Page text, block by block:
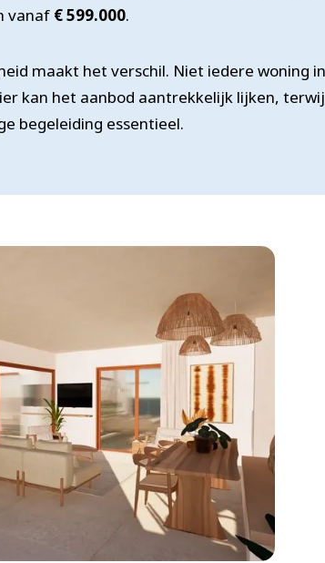
vanaf € 599.000.
maakt het verschil. Niet iedere
kan het aanbod aantrekkelijk lijken,
begeleiding essentieel.